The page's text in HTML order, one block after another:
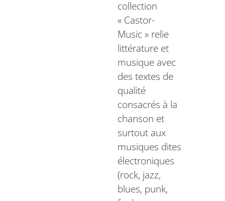
collection
« Castor-
Music » relie
littérature et
musique avec
des textes de
qualité
consacrés à la
chanson et
surtout aux
musiques dites
électroniques
(rock, jazz,
blues, punk,